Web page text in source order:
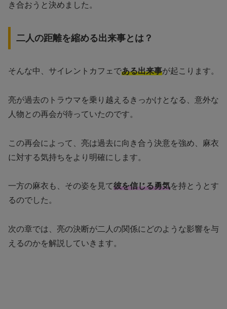
き合おうと決めました。
二人の距離を縮める出来事とは？
そんな中、サイレントカフェである出来事が起こります。
亮が過去のトラウマを乗り越えるきっかけとなる、意外な
人物との再会が待っていたのです。
この再会によって、亮は過去に向き合う決意を強め、麻衣
に対する気持ちをより明確にします。
一方の麻衣も、その姿を見て彼を信じる勇気を持とうとす
るのでした。
次の章では、亮の決断が二人の関係にどのような影響を与
えるのかを解説していきます。